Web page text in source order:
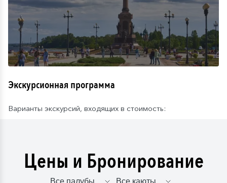
Экскурсионная программа
Варианты экскурсий, входящих в стоимость:
Цены и Бронирование